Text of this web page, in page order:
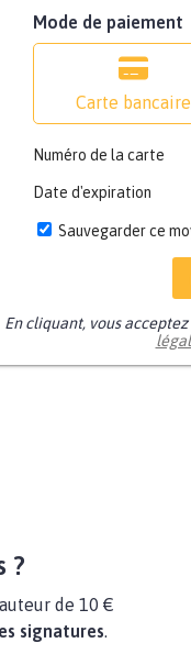
Mode de paiement
Carte bancaire
Numéro de la carte
Date d'expiration
Sauvegarder ce
En cliquant, vous acceptez
?
de 10 €
signatures.